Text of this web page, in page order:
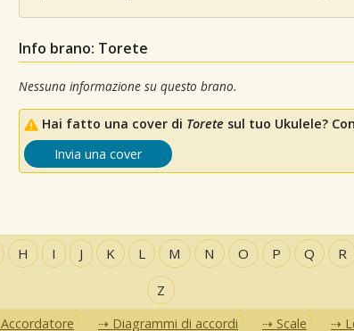
Info brano: Torete
Nessuna informazione su questo brano.
Hai fatto una cover di Torete sul tuo Ukulele?
Invia una cover
H I J K L M N O P Q R
Z
Accordatore Diagrammi di accordi Scale